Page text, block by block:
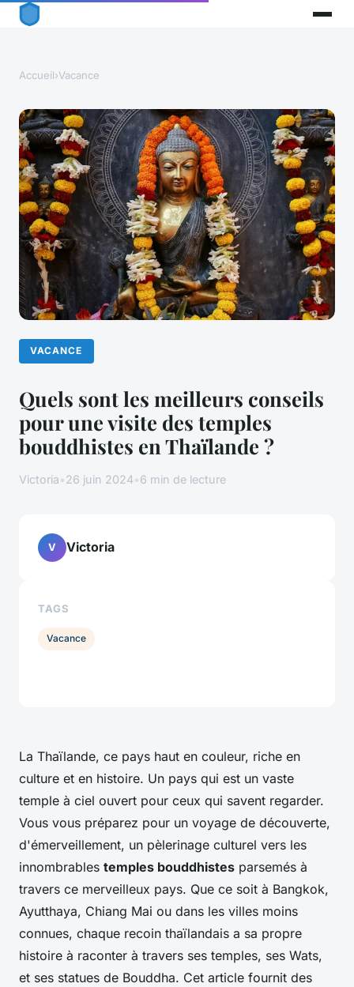
Accueil›Vacance
VACANCE
Quels sont les meilleurs conseils
pour une visite des temples
bouddhistes en Thaïlande ?
Victoria•26 juin 2024•6 min de lecture
La Thaïlande, ce pays haut en couleur, riche en
culture et en histoire. Un pays qui est un vaste
temple à ciel ouvert pour ceux qui savent regarder.
Vous vous préparez pour un voyage de découverte,
d'émerveillement, un pèlerinage culturel vers les
innombrables temples bouddhistes parsemés à
travers ce merveilleux pays. Que ce soit à Bangkok,
Ayutthaya, Chiang Mai ou dans les villes moins
connues, chaque recoin thaïlandais a sa propre
histoire à raconter à travers ses temples, ses Wats,
et ses statues de Bouddha. Cet article fournit des
V Victoria
TAGS
Vacance